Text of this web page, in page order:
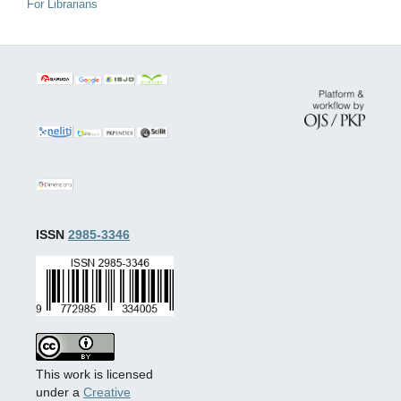
For Librarians
ISSN 2985-3346
This work is licensed
under a Creative